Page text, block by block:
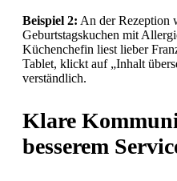
Beispiel 2: An der Rezeption
Geburtstagskuchen mit
Küchenchefin liest lieber
Tablet, klickt auf „Inhalt
verständlich.
Klare
besserem